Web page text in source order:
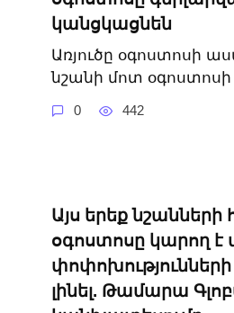
կանցկացնեն
Առյուծը օգոստոսի
նշանի մոտ օգոստոսի
0 442
Այս երեք
օգոստոսը կարող է
լինել. Թամարա